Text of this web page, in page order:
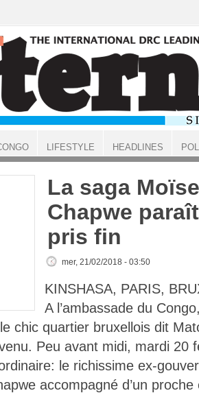
La saga
Chapwe
pris fin
mer, 21/02/2018 - 03:50
KINSHASA, PARIS,
A l’ambassade du
chic quartier bruxellois dit
Peu avant midi, mardi 20
le richissime ex-
accompagné d’un proche
LIFESTYLE HEADLINES